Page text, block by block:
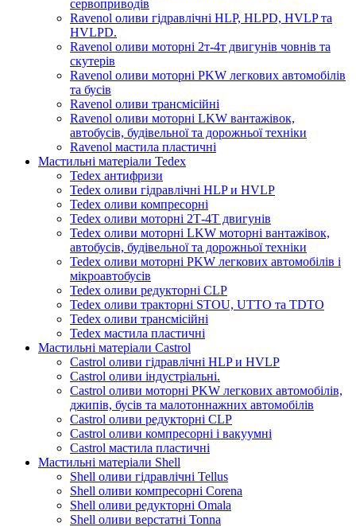
сервоприводів
Ravenol оливи гідравлічні HLP, HLPD, HVLP та
HVLPD.
Ravenol оливи моторні 2т-4т двигунів човнів та
скутерів
Ravenol оливи моторні PKW легкових автомобілів
та бусів
Ravenol оливи трансмісійні
Ravenol оливи моторні LKW вантажівок,
автобусів, будівельної та дорожньої техніки
Ravenol мастила пластичні
Мастильні матеріали Tedex
Tedex антифризи
Tedex оливи гідравлічні HLP и HVLP
Tedex оливи компресорні
Tedex оливи моторні 2Т-4Т двигунів
Tedex оливи моторні LKW моторні вантажівок,
автобусів, будівельної та дорожньої техніки
Tedex оливи моторні PKW легкових автомобілів і
мікроавтобусів
Tedex оливи редукторні CLP
Tedex оливи тракторні STOU, UTTO та TDTO
Tedex оливи трансмісійні
Tedex мастила пластичні
Мастильні матеріали Castrol
Castrol оливи гідравлічні HLP и HVLP
Castrol оливи індустріальні.
Castrol оливи моторні PKW легкових автомобілів,
джипів, бусів та малотоннажних автомобілів
Castrol оливи редукторні CLP
Castrol оливи компресорні і вакуумні
Castrol мастила пластичні
Мастильні матеріали Shell
Shell оливи гідравлічні Tellus
Shell оливи компресорні Corena
Shell оливи редукторні Omala
Shell оливи верстатні Tonna